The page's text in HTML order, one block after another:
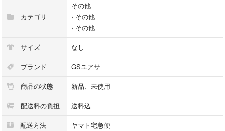
カテゴリ
その他
› その他
› その他
サイズ なし
ブランド GSユアサ
商品の状態 新品、未使用
配送料の負担 送料込
配送方法 ヤマト宅急便